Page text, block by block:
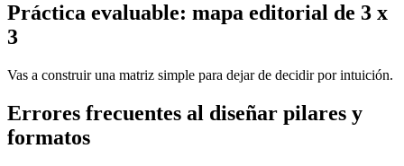
Práctica evaluable: mapa editorial de 3 x
3
Vas a construir una matriz simple para dejar de decidir por intuición.
Errores frecuentes al diseñar pilares y
formatos